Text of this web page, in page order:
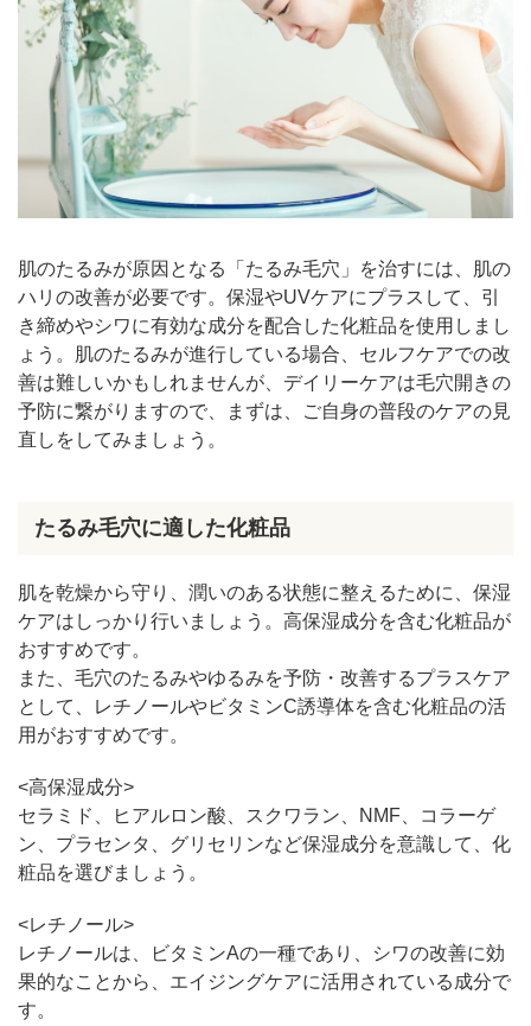
肌のたるみが原因となる「たるみ毛穴」を治すには、肌の
ハリの改善が必要です。保湿やUVケアにプラスして、引
き締めやシワに有効な成分を配合した化粧品を使用しまし
ょう。肌のたるみが進行している場合、セルフケアでの改
善は難しいかもしれませんが、デイリーケアは毛穴開きの
予防に繋がりますので、まずは、ご自身の普段のケアの見
直しをしてみましょう。
たるみ毛穴に適した化粧品
肌を乾燥から守り、潤いのある状態に整えるために、保湿
ケアはしっかり行いましょう。高保湿成分を含む化粧品が
おすすめです。
また、毛穴のたるみやゆるみを予防・改善するプラスケア
として、レチノールやビタミンC誘導体を含む化粧品の活
用がおすすめです。
<高保湿成分>
セラミド、ヒアルロン酸、スクワラン、NMF、コラーゲ
ン、プラセンタ、グリセリンなど保湿成分を意識して、化
粧品を選びましょう。
<レチノール>
レチノールは、ビタミンAの一種であり、シワの改善に効
果的なことから、エイジングケアに活用されている成分で
す。